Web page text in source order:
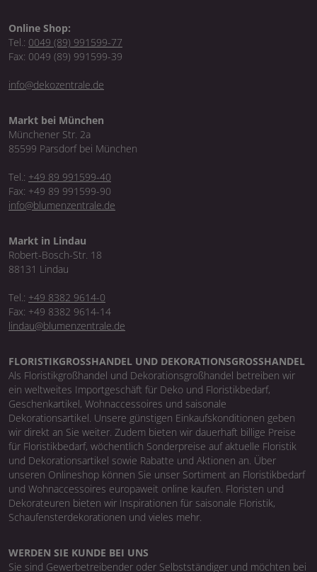
Online Shop:
Tel.: 0049 (89) 991599-77
Fax: 0049 (89) 991599-39
info@dekozentrale.de
Markt bei München
Münchener Str. 2a
85599 Parsdorf bei München
Tel.: +49 89 991599-40
Fax: +49 89 991599-90
info@blumenzentrale.de
Markt in Lindau
Robert-Bosch-Str. 18
88131 Lindau
Tel.: +49 8382 9614-0
Fax: +49 8382 9614-14
lindau@blumenzentrale.de
FLORISTIKGROSSHANDEL UND DEKORATIONSGROSSHANDEL
Als Floristikgroßhandel und Dekorationsgroßhandel betreiben wir
ein weltweites Importgeschäft für Deko und Floristikbedarf,
Geschenkartikel, Wohnaccessoires und saisonale
Dekorationsartikel. Unsere günstigen Einkaufskonditionen geben
wir direkt an Sie weiter. Zudem bieten wir dauerhaft billige Preise
für Floristikbedarf, wöchentlich Sonderpreise auf aktuelle Floristik
und Dekorationsartikel sowie Rabatte und Aktionen an. Über
unseren Onlineshop können Sie unser Sortiment an Floristikbedarf
und Wohnaccessoires europaweit online kaufen. Floristen und
Dekorateuren bieten wir Inspirationen für saisonale Floristik,
Schaufensterdekorationen und vieles mehr.
WERDEN SIE KUNDE BEI UNS
Sie sind Gewerbetreibender oder Selbstständiger und möchten bei